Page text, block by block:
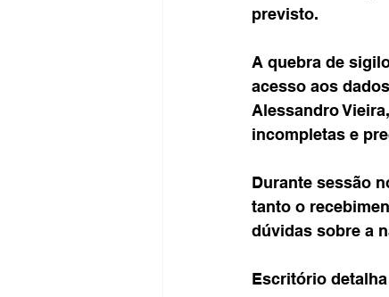
previsto.
A quebra de
acesso aos
Alessandro
incompletas e
Durante sessão
tanto o
dúvidas sobre a
Escritório